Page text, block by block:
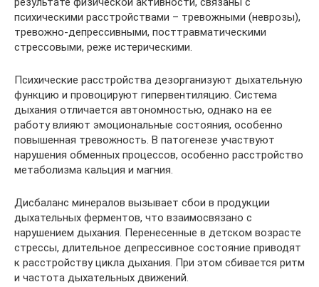
психическими расстройствами – тревожными (неврозы),
тревожно-депрессивными, посттравматическими
стрессовыми, реже истерическими.
Психические расстройства дезорганизуют дыхательную
функцию и провоцируют гипервентиляцию. Система
дыхания отличается автономностью, однако на ее
работу влияют эмоциональные состояния, особенно
повышенная тревожность. В патогенезе участвуют
нарушения обменных процессов, особенно расстройство
метаболизма кальция и магния.
Дисбаланс минералов вызывает сбои в продукции
дыхательных ферментов, что взаимосвязано с
нарушением дыхания. Перенесенные в детском возрасте
стрессы, длительное депрессивное состояние приводят
к расстройству цикла дыхания. При этом сбивается ритм
и частота дыхательных движений.